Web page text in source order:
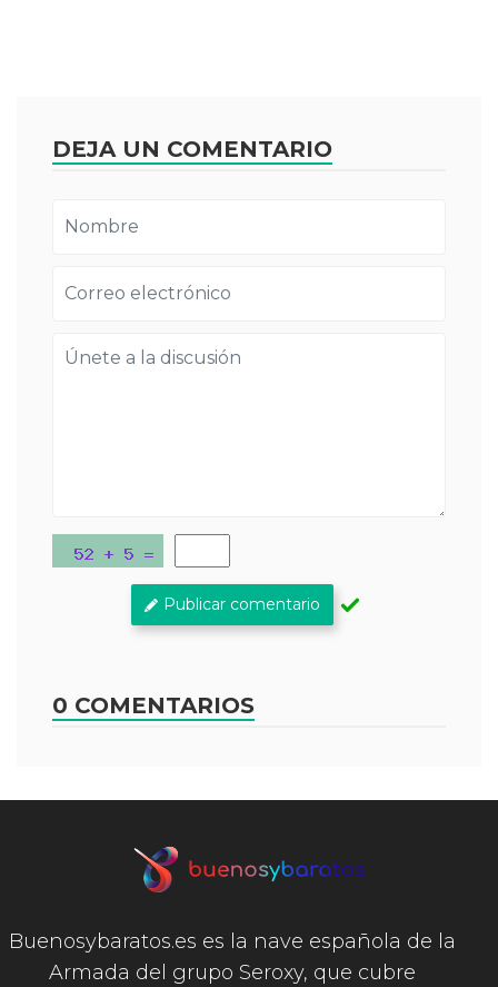
DEJA UN COMENTARIO
Publicar comentario
0 COMENTARIOS
Buenosybaratos.es es la nave española de la
Armada del grupo Seroxy, que cubre